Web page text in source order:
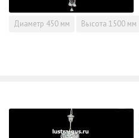
Диаметр 450 мм Высота 1500 мм